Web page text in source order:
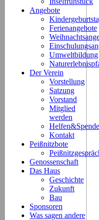
Angebote
Ferienangebote
Umweltbildung
Der Verein
Vorstellung
Satzung
Vorstand
Mitglied
werden
Kontakt
Peißnitzbote
Genossenschaft
Das Haus
Geschichte
Zukunft
Bau
Sponsoren
Was sagen andere